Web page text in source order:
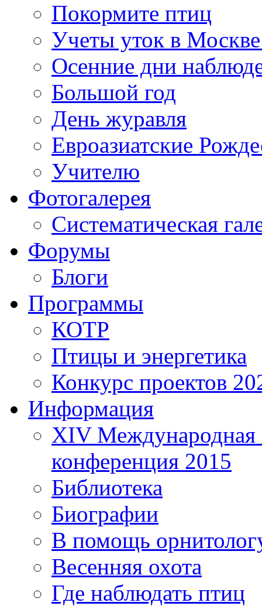
Покормите птиц
Учеты уток в
Осенние дни
Большой год
День журавля
Евроазиатские
Учителю
Фотогалерея
Систематическая
Форумы
Блоги
Программы
КОТР
Птицы и энергетика
Конкурс проектов
Информация
XIV Международная
конференция 2015
Библиотека
Биографии
В помощь
Весенняя охота
Где наблюдать птиц